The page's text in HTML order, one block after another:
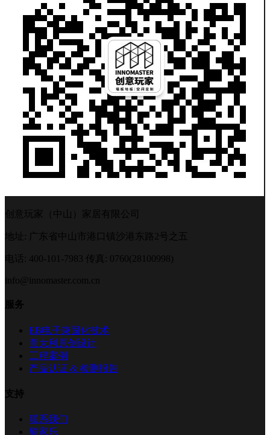
创意玩家（中山）家居有限公司
地址: 广东省中山市港口镇沙港东路2号之五
电话: 400-101-7983 传真: 0760(28100998)
info@innomaster.com.cn
服务
EB电子束固化技术
意大利原创设计
工程案例
产品认证 & 检测报告
支持
联系我们
酷家乐